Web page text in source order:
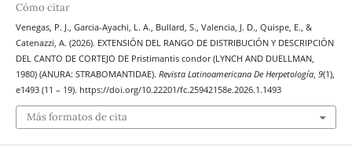
Cómo citar
Venegas, P. J., Garcia-Ayachi, L. A., Bullard, S., Valencia, J. D., Quispe, E., &
Catenazzi, A. (2026). EXTENSIÓN DEL RANGO DE DISTRIBUCIÓN Y DESCRIPCIÓN
DEL CANTO DE CORTEJO DE Pristimantis condor (LYNCH AND DUELLMAN,
1980) (ANURA: STRABOMANTIDAE). Revista Latinoamericana De Herpetología, 9(1),
e1493 (11 – 19). https://doi.org/10.22201/fc.25942158e.2026.1.1493
Más formatos de cita